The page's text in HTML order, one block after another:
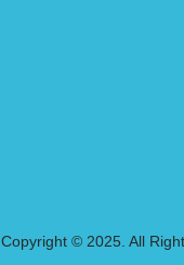
Copyright © 2025. All